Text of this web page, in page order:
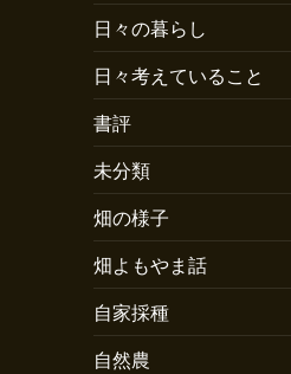
日々の暮らし
日々考えていること
書評
未分類
畑の様子
畑よもやま話
自家採種
自然農